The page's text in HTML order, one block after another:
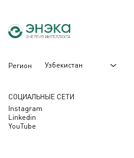
Регион Узбекистан
СОЦИАЛЬНЫЕ СЕТИ
Instagram
Linkedin
YouTube